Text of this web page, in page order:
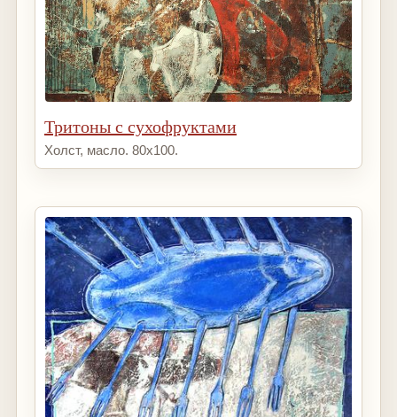
Тритоны с сухофруктами
Холст, масло. 80х100.